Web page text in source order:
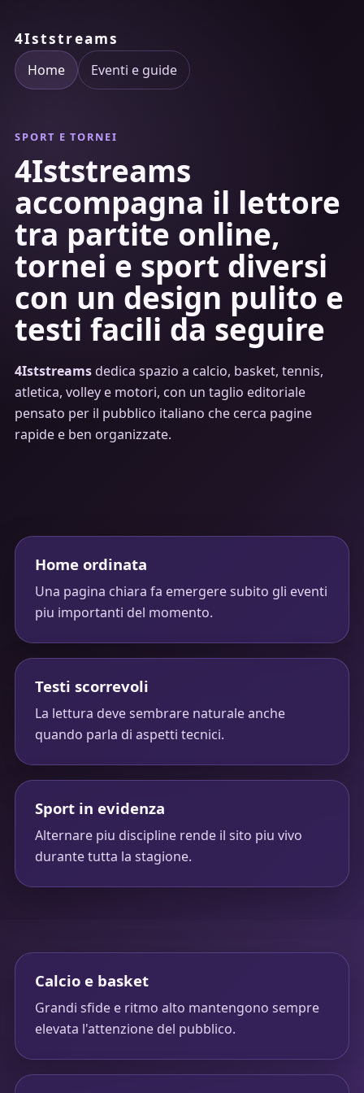
4Iststreams
Home Eventi e guide
SPORT E TORNEI
4Iststreams
accompagna il lettore
tra partite online,
tornei e sport diversi
con un design pulito e
testi facili da seguire
4Iststreamsdedica spazio a calcio, basket, tennis,
atletica, volley e motori, con un taglio editoriale
pensato per il pubblico italiano che cerca pagine
rapide e ben organizzate.
Home ordinata
Una pagina chiara fa emergere subito gli eventi
piu importanti del momento.
Testi scorrevoli
La lettura deve sembrare naturale anche
quando parla di aspetti tecnici.
Sport in evidenza
Alternare piu discipline rende il sito piu vivo
durante tutta la stagione.
Calcio e basket
Grandi sfide e ritmo alto mantengono sempre
elevata l'attenzione del pubblico.